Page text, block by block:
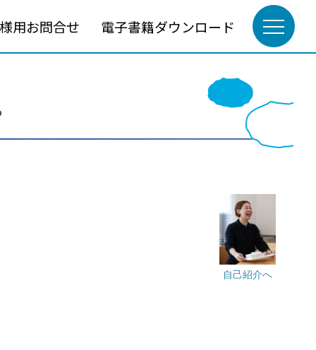
用お問合せ 電子書籍ダウンロード
自己紹介へ